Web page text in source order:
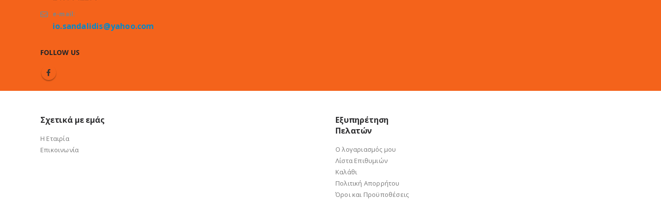
e-mail:
io.sandalidis@yahoo.com
FOLLOW US
Σχετικά με εμάς
Η Εταιρία
Επικοινωνία
Εξυπηρέτηση
Πελατών
Ο λογαριασμός μου
Λίστα Επιθυμιών
Καλάθι
Πολιτική Απορρήτου
Όροι και Προϋποθέσεις